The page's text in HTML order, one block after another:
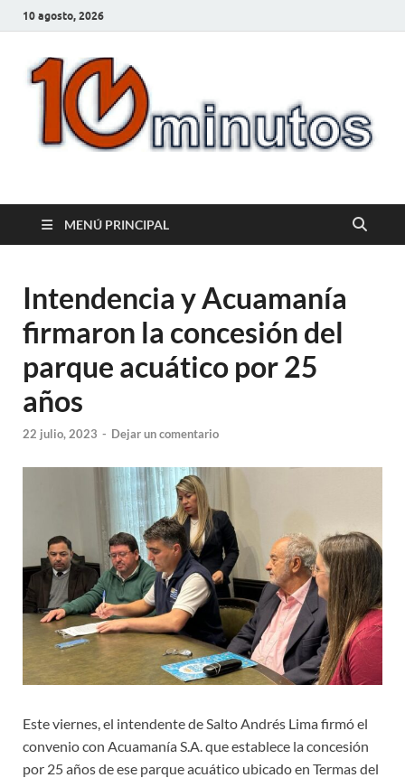
10 agosto, 2026
10minutos.com.uy
MENÚ PRINCIPAL
Intendencia y Acuamanía
firmaron la concesión del
parque acuático por 25
años
22 julio, 2023 - Dejar un comentario
Este viernes, el intendente de Salto Andrés Lima firmó el
convenio con Acuamanía S.A. que establece la concesión
por 25 años de ese parque acuático ubicado en Termas del